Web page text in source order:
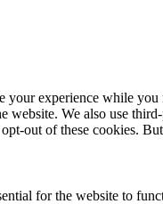
experience while you
website. We also use
out of these cookies.
for the website to